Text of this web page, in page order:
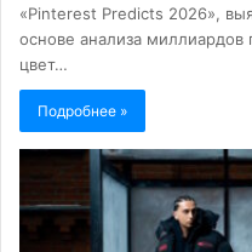
«Pinterest Predicts 2026»,
основе анализа миллиардов
цвет…
Подробнее »